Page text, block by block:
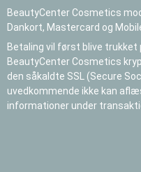
BeautyCenter Cosmetics
Dankort, Mastercard og
Betaling vil først blive trukket
BeautyCenter Cosmetics
den såkaldte SSL (Secure
uvedkommende ikke kan
informationer under